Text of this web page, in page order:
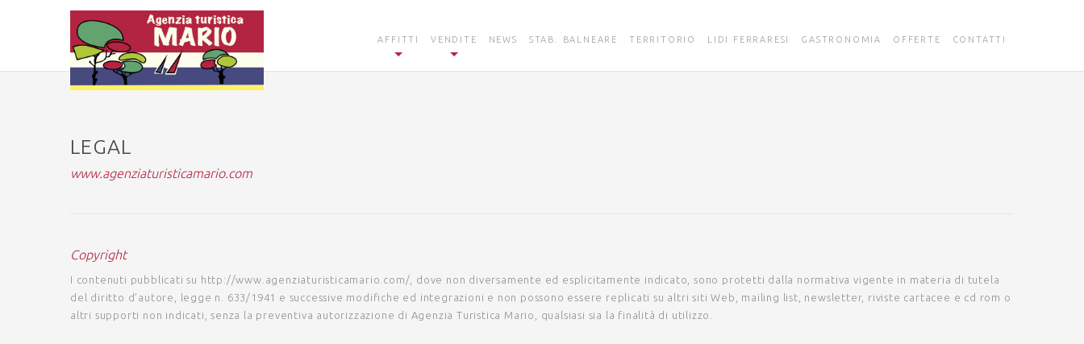
AFFITTI VENDITE NEWS STAB. BALNEARE TERRITORIO LIDI FERRARESI GASTRONOMIA OFFERTE CONTATTI
LEGAL
www.agenziaturisticamario.com
Copyright
I contenuti pubblicati su http://www.agenziaturisticamario.com/ , dove non diversamente ed esplicitamente indicato, sono protetti dalla normativa vigente in materia di tutela
del diritto d’autore
, legge n. 633/1941 e successive modifiche ed integrazioni e non possono essere replicati su altri siti Web, mailing list, newsletter, riviste cartacee e cd rom o
altri supporti non indicati, senza la preventiva autorizzazione di Agenzia Turistica Mario , qualsiasi sia la finalità di utilizzo.